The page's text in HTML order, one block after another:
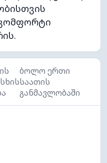
ბოლო ერთი
საათის
განმავლობაში